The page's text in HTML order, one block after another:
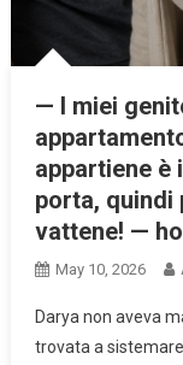
— I miei
appartiene è
porta, quindi
vattene! —
May 10, 2026
Darya non aveva
trovata a